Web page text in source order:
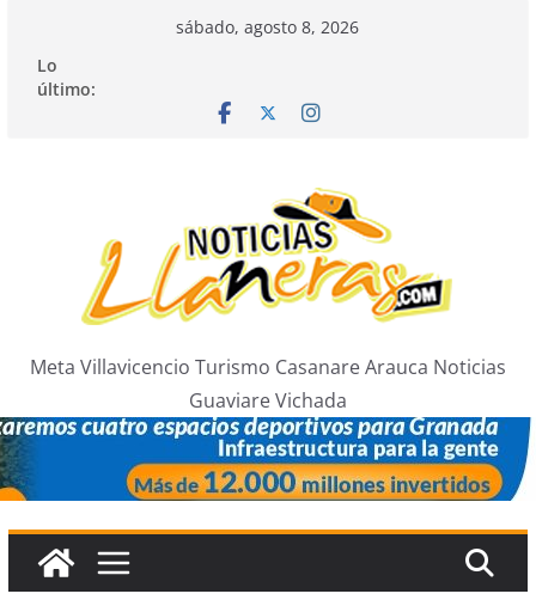
contenido
sábado, agosto 8, 2026
Lo
último:
Meta Villavicencio Turismo Casanare Arauca Noticias
Guaviare Vichada